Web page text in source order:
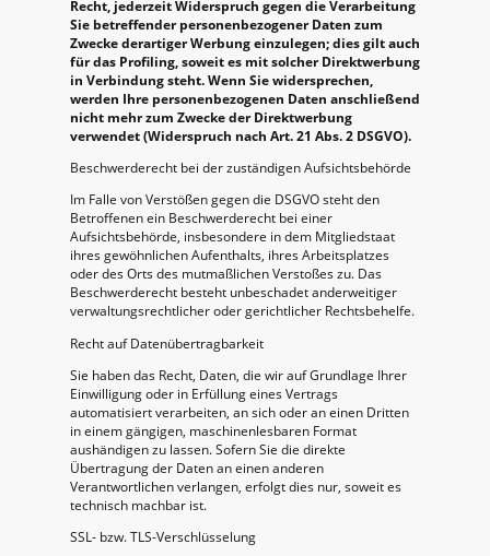
Recht, jederzeit Widerspruch gegen die Verarbeitung
Sie betreffender personenbezogener Daten zum
Zwecke derartiger Werbung einzulegen; dies gilt auch
für das Profiling, soweit es mit solcher Direktwerbung
in Verbindung steht. Wenn Sie widersprechen,
werden Ihre personenbezogenen Daten anschließend
nicht mehr zum Zwecke der Direktwerbung
verwendet (Widerspruch nach Art. 21 Abs. 2 DSGVO).
Beschwerderecht bei der zuständigen Aufsichtsbehörde
Im Falle von Verstößen gegen die DSGVO steht den
Betroffenen ein Beschwerderecht bei einer
Aufsichtsbehörde, insbesondere in dem Mitgliedstaat
ihres gewöhnlichen Aufenthalts, ihres Arbeitsplatzes
oder des Orts des mutmaßlichen Verstoßes zu. Das
Beschwerderecht besteht unbeschadet anderweitiger
verwaltungsrechtlicher oder gerichtlicher Rechtsbehelfe.
Recht auf Datenübertragbarkeit
Sie haben das Recht, Daten, die wir auf Grundlage Ihrer
Einwilligung oder in Erfüllung eines Vertrags
automatisiert verarbeiten, an sich oder an einen Dritten
in einem gängigen, maschinenlesbaren Format
aushändigen zu lassen. Sofern Sie die direkte
Übertragung der Daten an einen anderen
Verantwortlichen verlangen, erfolgt dies nur, soweit es
technisch machbar ist.
SSL- bzw. TLS-Verschlüsselung